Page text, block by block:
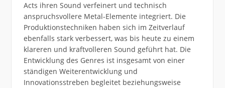
Acts ihren Sound verfeinert und technisch
anspruchsvollere Metal-Elemente integriert. Die
Produktionstechniken haben sich im Zeitverlauf
ebenfalls stark verbessert, was bis heute zu einem
klareren und kraftvolleren Sound geführt hat. Die
Entwicklung des Genres ist insgesamt von einer
ständigen Weiterentwicklung und
Innovationsstreben begleitet beziehungsweise